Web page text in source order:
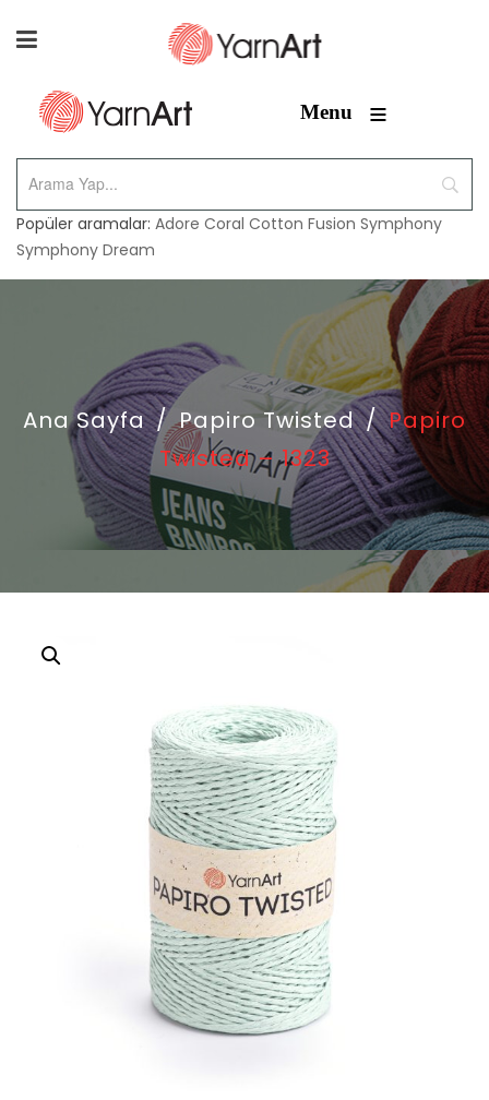
Menu ≡
Popüler aramalar: Adore Coral Cotton Fusion Symphony
Symphony Dream
Ana Sayfa / Papiro Twisted / Papiro
Twisted – 1323